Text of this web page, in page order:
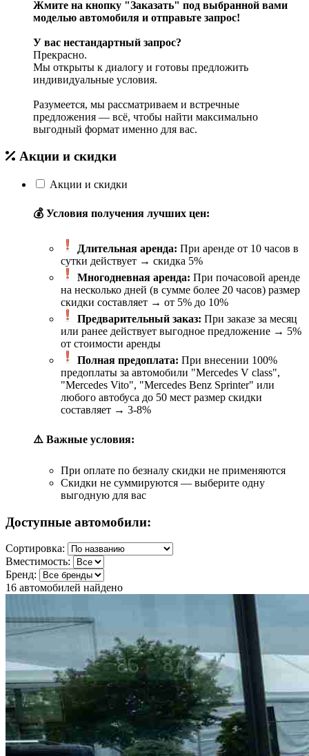
Жмите на кнопку "Заказать" под выбранной вами
моделью автомобиля и отправьте запрос!
У вас нестандартный запрос?
Прекрасно.
Мы открыты к диалогу и готовы предложить
индивидуальные условия.
Разумеется, мы рассматриваем и встречные
предложения — всё, чтобы найти максимально
выгодный формат именно для вас.
Акции и скидки
Акции и скидки
💰 Условия получения лучших цен:
Длительная аренда: При аренде от 10 часов в
сутки действует → скидка 5%
Многодневная аренда: При почасовой аренде
на несколько дней (в сумме более 20 часов) размер
скидки составляет → от 5% до 10%
Предварительный заказ: При заказе за месяц
или ранее действует выгодное предложение → 5%
от стоимости аренды
Полная предоплата: При внесении 100%
предоплаты за автомобили "Mercedes V class",
"Mercedes Vito", "Mercedes Benz Sprinter" или
любого автобуса до 50 мест размер скидки
составляет → 3-8%
⚠️ Важные условия:
При оплате по безналу скидки не применяются
Скидки не суммируются — выберите одну
выгодную для вас
Доступные автомобили:
Сортировка:
Вместимость:
Бренд:
16 автомобилей найдено